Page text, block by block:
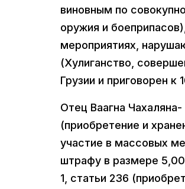
виновным по
оружия и
мероприятиях,
(Хулиганство,
Грузии и приговорен
Отец Ваагна
(приобретение и
участие в массовых
штрафу в размере
1, статьи 236